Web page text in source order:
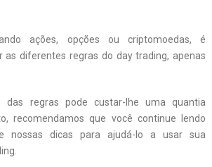
ações, opções ou criptomoedas, é
as diferentes regras do day trading, apenas
das regras pode custar-lhe uma quantia
recomendamos que você continue lendo
nossas dicas para ajudá-lo a usar sua